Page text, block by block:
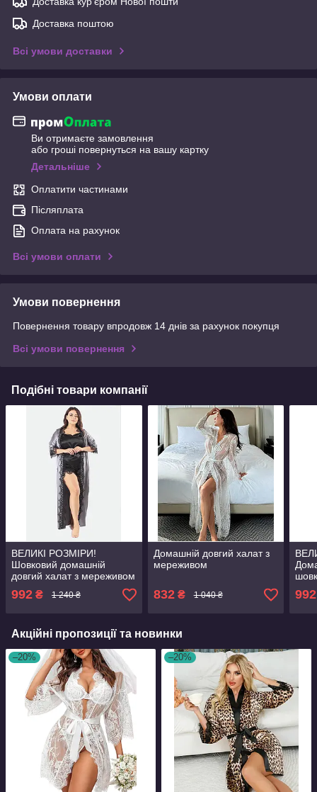
Доставка поштою
Всі умови доставки
Умови оплати
Ви отримаєте замовлення
або гроші повернуться на вашу картку
Детальніше
Оплатити частинами
Післяплата
Оплата на рахунок
Всі умови оплати
Умови повернення
Повернення товару впродовж 14 днів за рахунок покупця
Всі умови повернення
Подібні товари компанії
ВЕЛИКІ РОЗМІРИ!
Шовковий домашній
довгий халат з мереживом
992 ₴ 1 240 ₴
Домашній довгий халат з
мереживом
832₴ 1 040 ₴ 992
Акційні пропозиції та новинки
–20% –20%